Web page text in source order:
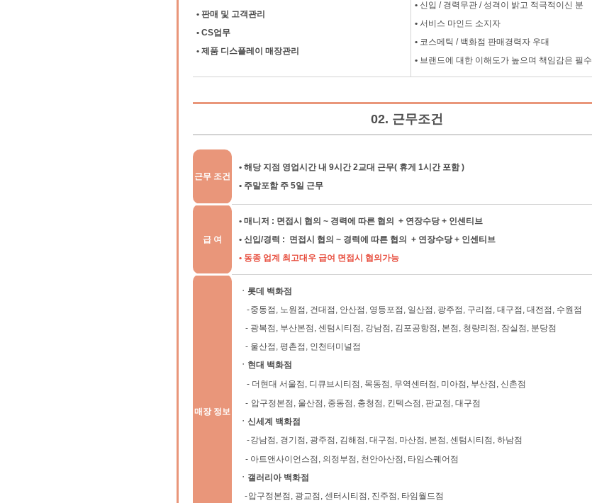
• 판매 및 고객관리
• CS업무
• 제품 디스플레이 매장관리
• 신입 / 경력무관 / 성격이 밝고 적극적이신 분
• 서비스 마인드 소지자
• 코스메틱 / 백화점 판매경력자 우대
• 브랜드에 대한 이해도가 높으며 책임감은 필수
02. 근무조건
근무 조건
• 해당 지점 영업시간 내 9시간 2교대 근무( 휴게 1시간 포함 )
• 주말포함 주 5일 근무
급 여
• 매니저 : 면접시 협의 ~ 경력에 따른 협의 + 연장수당 + 인센티브
• 신입/경력 : 면접시 협의 ~ 경력에 따른 협의 + 연장수당 + 인센티브
• 동종 업계 최고대우 급여 면접시 협의가능
매장 정보
ㆍ롯데 백화점
-중동점, 노원점, 건대점, 안산점, 영등포점, 일산점, 광주점, 구리점, 대구점, 대전점, 수원점
- 광복점, 부산본점, 센텀시티점, 강남점, 김포공항점, 본점, 청량리점, 잠실점, 분당점
- 울산점, 평촌점, 인천터미널점
ㆍ현대 백화점
- 더현대 서울점, 디큐브시티점, 목동점, 무역센터점, 미아점, 부산점, 신촌점
- 압구정본점, 울산점, 중동점, 충청점, 킨텍스점, 판교점, 대구점
ㆍ신세계 백화점
-강남점, 경기점, 광주점, 김해점, 대구점, 마산점, 본점, 센텀시티점, 하남점
- 아트앤사이언스점, 의정부점, 천안아산점, 타임스퀘어점
ㆍ갤러리아 백화점
-압구정본점, 광교점, 센터시티점, 진주점, 타임월드점